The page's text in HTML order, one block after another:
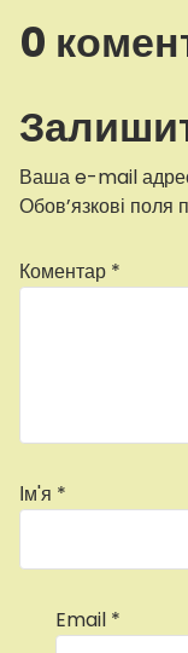
0
Ваша e-mail
Обов’язкові поля
Коментар *
Ім'я *
Email *